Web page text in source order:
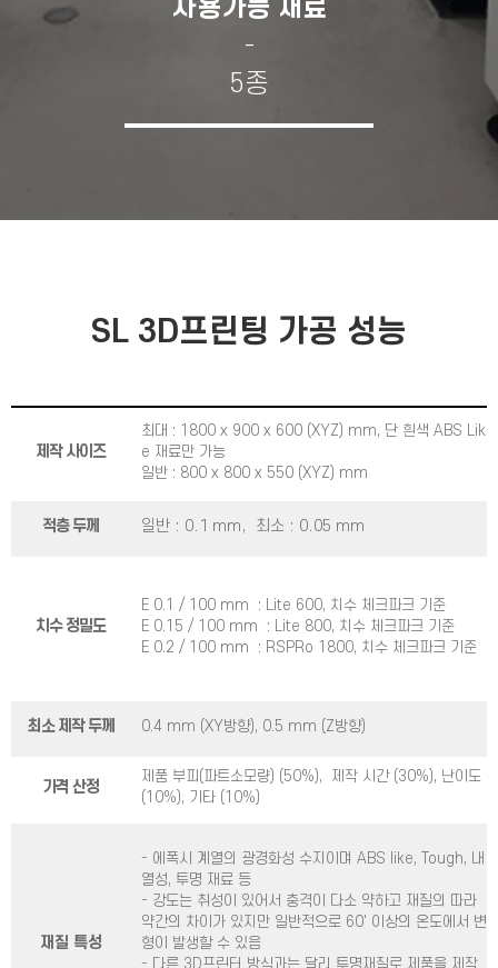
사용가능 재료
-
5종
SL 3D프린팅 가공 성능
제작 사이즈
적층 두께
치수 정밀도
최소 제작 두께
가격 산정
재질 특성
최대 : 1800 x 900 x 600 (XYZ) mm, 단 흰색 ABS Lik
e 재료만 가능
일반 : 800 x 800 x 550 (XYZ) mm
일반 : 0.1 mm, 최소 : 0.05 mm
E 0.1 / 100 mm : Lite 600, 치수 체크파크 기준
E 0.15 / 100 mm : Lite 800, 치수 체크파크 기준
E 0.2 / 100 mm : RSPRo 1800, 치수 체크파크 기준
0.4 mm (XY방향), 0.5 mm (Z방향)
제품 부피(파트소모량) (50%), 제작 시간 (30%), 난이도
(10%), 기타 (10%)
- 에폭시 계열의 광경화성 수지이며 ABS like, Tough, 내
열성, 투명 재료 등
- 강도는 취성이 있어서 충격이 다소 약하고 재질의 따라
약간의 차이가 있지만 일반적으로 60' 이상의 온도에서 변
형이 발생할 수 있음
- 다른 3D프린터 방식과는 달리 투명재질로 제품을 제작